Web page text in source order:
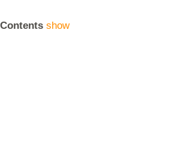
Contents show